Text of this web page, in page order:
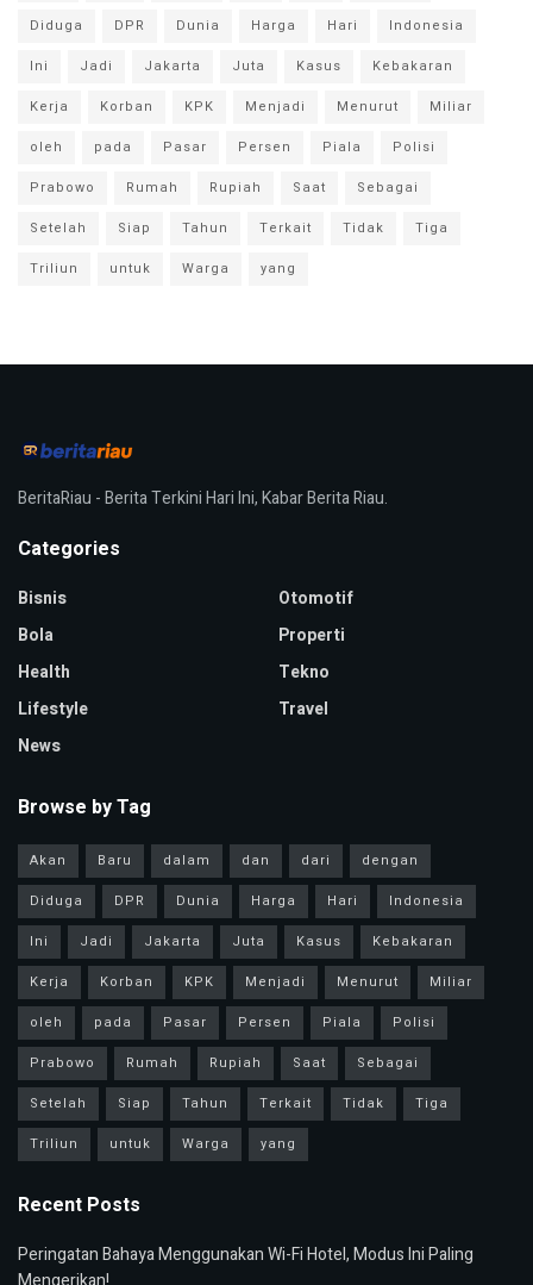
Diduga
DPR Dunia Harga Hari
Indonesia
Ini
Jadi Jakarta Juta Kasus
Kebakaran
Kerja
Korban KPK Menjadi Menurut
Miliar
oleh
pada Pasar Persen Piala
Polisi
Prabowo
Rumah Rupiah Saat
Sebagai
Setelah
Siap Tahun Terkait Tidak
Tiga
Triliun
untuk Warga yang
BeritaRiau - Berita Terkini Hari Ini, Kabar Berita Riau.
Categories
Bisnis
Bola
Health
Lifestyle
News
Otomotif
Properti
Tekno
Travel
Browse by Tag
Akan Baru dalam dan dari
dengan
Diduga
DPR Dunia Harga Hari
Indonesia
Ini
Jadi Jakarta Juta Kasus
Kebakaran
Kerja
Korban KPK Menjadi Menurut
Miliar
oleh
pada Pasar Persen Piala
Polisi
Prabowo
Rumah Rupiah Saat
Sebagai
Setelah
Siap Tahun Terkait Tidak
Tiga
Triliun
untuk Warga yang
Recent Posts
Peringatan Bahaya Menggunakan Wi-Fi Hotel, Modus Ini Paling